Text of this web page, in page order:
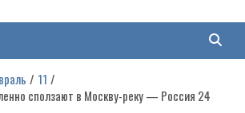
11
сползают в Москву-реку — Россия 24